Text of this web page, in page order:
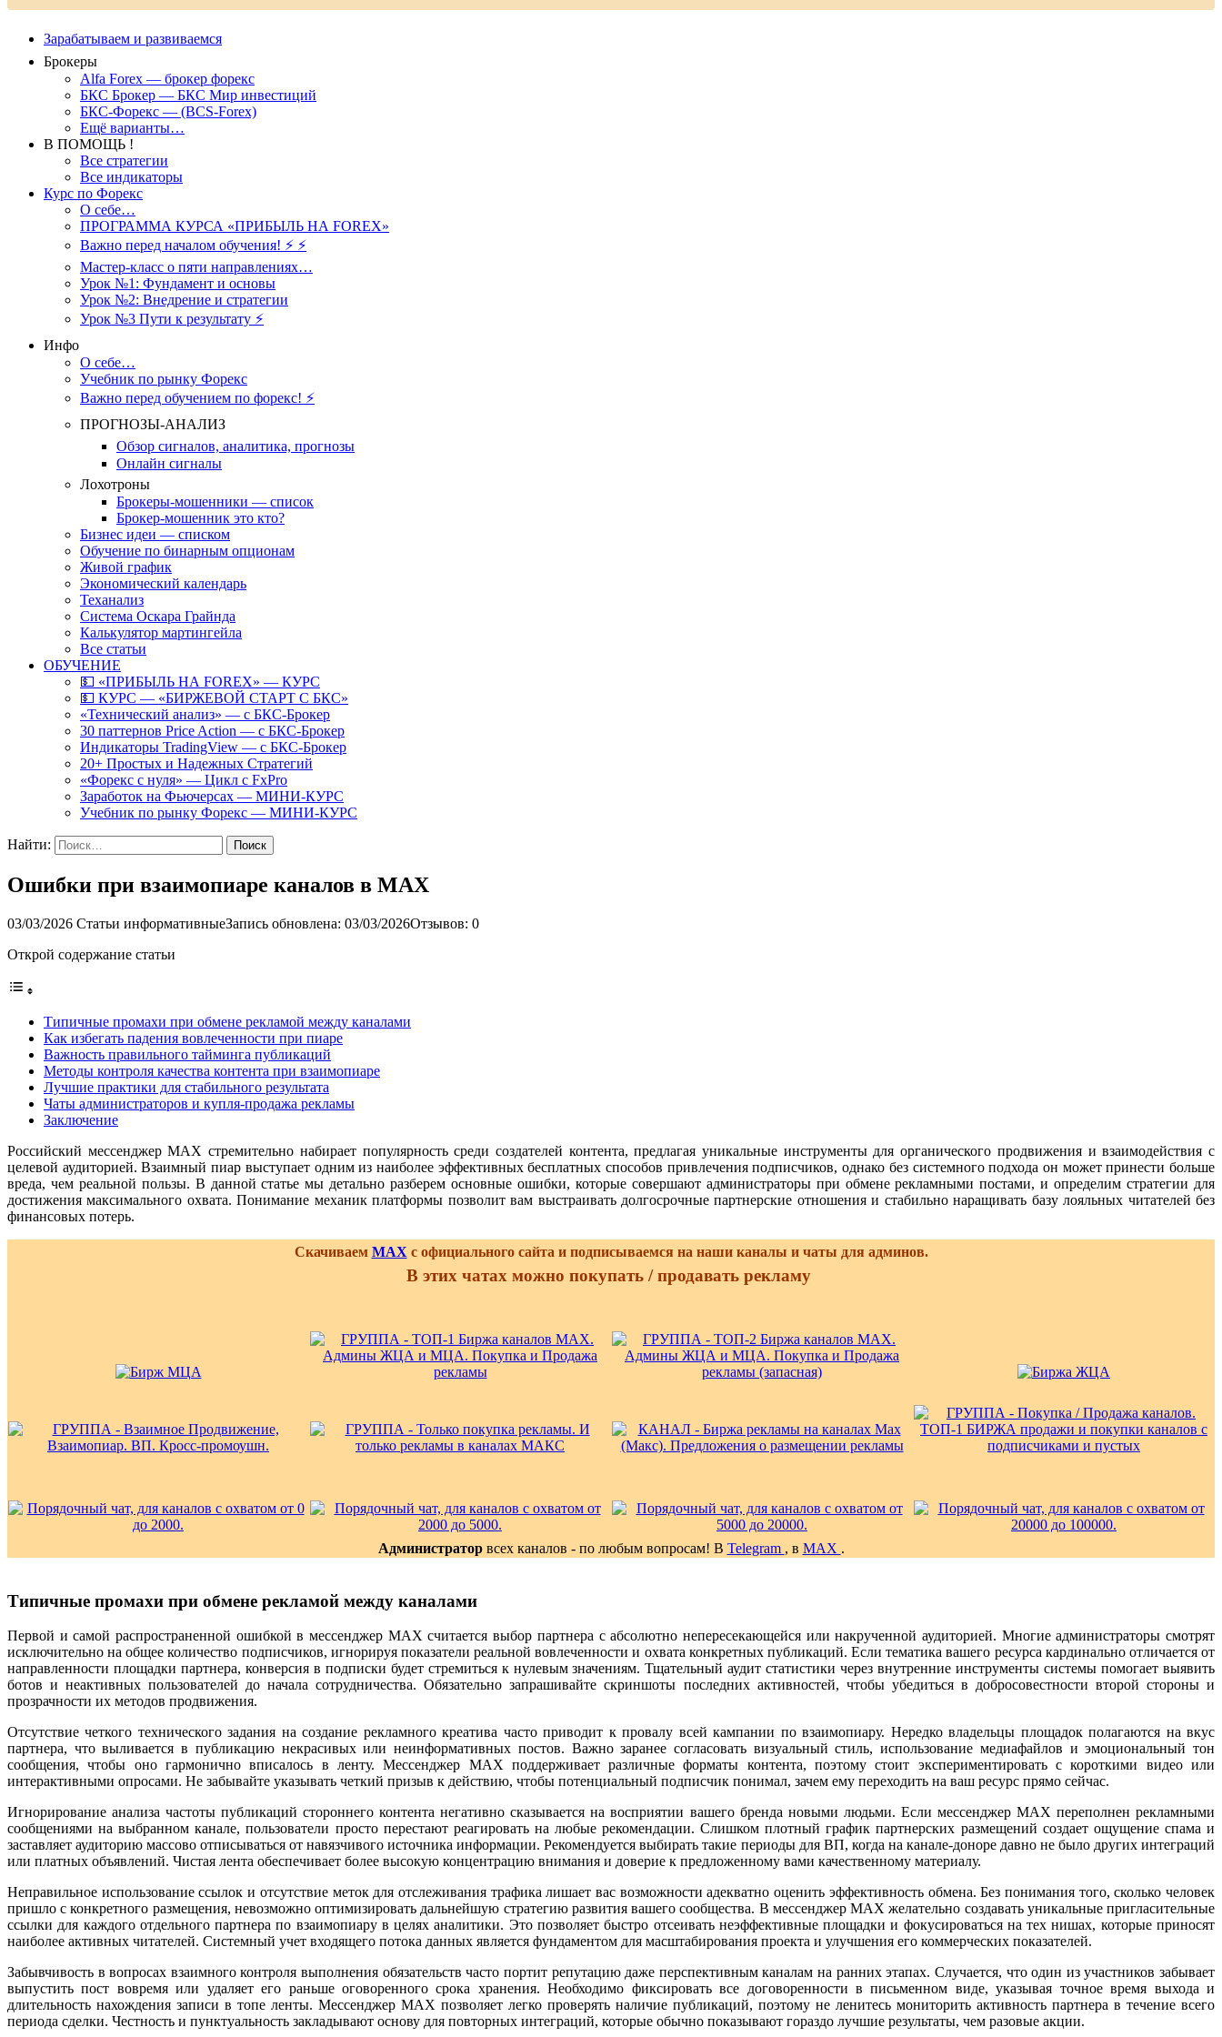
Зарабатываем и развиваемся
Брокеры
Alfa Forex — брокер форекс
БКС Брокер — БКС Мир инвестиций
БКС-Форекс — (BCS-Forex)
Ещё варианты…
В ПОМОЩЬ !
Все стратегии
Все индикаторы
Курс по Форекс
О себе…
ПРОГРАММА КУРСА «ПРИБЫЛЬ НА FOREX»
Важно перед началом обучения! ⚡ ⚡
Мастер-класс о пяти направлениях…
Урок №1: Фундамент и основы
Урок №2: Внедрение и стратегии
Урок №3 Пути к результату ⚡️
Инфо
О себе…
Учебник по рынку Форекс
Важно перед обучением по форекс! ⚡
ПРОГНОЗЫ-АНАЛИЗ
Обзор сигналов, аналитика, прогнозы
Онлайн сигналы
Лохотроны
Брокеры-мошенники — список
Брокер-мошенник это кто?
Бизнес идеи — списком
Обучение по бинарным опционам
Живой график
Экономический календарь
Теханализ
Система Оскара Грайнда
Калькулятор мартингейла
Все статьи
ОБУЧЕНИЕ
💵 «ПРИБЫЛЬ НА FOREX» — КУРС
💵 КУРС — «БИРЖЕВОЙ СТАРТ С БКС»
«Технический анализ» — с БКС-Брокер
30 паттернов Price Action — с БКС-Брокер
Индикаторы TradingView — с БКС-Брокер
20+ Простых и Надежных Стратегий
«Форекс с нуля» — Цикл с FxPro
Заработок на Фьючерсах — МИНИ-КУРС
Учебник по рынку Форекс — МИНИ-КУРС
Найти:
Ошибки при взаимопиаре каналов в MAX
03/03/2026 Статьи информативныеЗапись обновлена: 03/03/2026Отзывов: 0
Открой содержание статьи
Типичные промахи при обмене рекламой между каналами
Как избегать падения вовлеченности при пиаре
Важность правильного тайминга публикаций
Методы контроля качества контента при взаимопиаре
Лучшие практики для стабильного результата
Чаты администраторов и купля-продажа рекламы
Заключение
Российский мессенджер MAX стремительно набирает популярность среди создателей контента, предлагая уникальные инструменты для органического продвижения и взаимодействия с
целевой аудиторией. Взаимный пиар выступает одним из наиболее эффективных бесплатных способов привлечения подписчиков, однако без системного подхода он может принести больше
вреда, чем реальной пользы. В данной статье мы детально разберем основные ошибки, которые совершают администраторы при обмене рекламными постами, и определим стратегии для
достижения максимального охвата. Понимание механик платформы позволит вам выстраивать долгосрочные партнерские отношения и стабильно наращивать базу лояльных читателей без
финансовых потерь.
Скачиваем MAX с официального сайта и подписываемся на наши каналы и чаты для админов.
В этих чатах можно покупать / продавать рекламу
Администраторвсех каналов - по любым вопросам! В Telegram , в MAX .
Типичные промахи при обмене рекламой между каналами
Первой и самой распространенной ошибкой в мессенджер MAX считается выбор партнера с абсолютно непересекающейся или накрученной аудиторией. Многие администраторы смотрят
исключительно на общее количество подписчиков, игнорируя показатели реальной вовлеченности и охвата конкретных публикаций. Если тематика вашего ресурса кардинально отличается от
направленности площадки партнера, конверсия в подписки будет стремиться к нулевым значениям. Тщательный аудит статистики через внутренние инструменты системы помогает выявить
ботов и неактивных пользователей до начала сотрудничества. Обязательно запрашивайте скриншоты последних активностей, чтобы убедиться в добросовестности второй стороны и
прозрачности их методов продвижения.
Отсутствие четкого технического задания на создание рекламного креатива часто приводит к провалу всей кампании по взаимопиару. Нередко владельцы площадок полагаются на вкус
партнера, что выливается в публикацию некрасивых или неинформативных постов. Важно заранее согласовать визуальный стиль, использование медиафайлов и эмоциональный тон
сообщения, чтобы оно гармонично вписалось в ленту. Мессенджер MAX поддерживает различные форматы контента, поэтому стоит экспериментировать с короткими видео или
интерактивными опросами. Не забывайте указывать четкий призыв к действию, чтобы потенциальный подписчик понимал, зачем ему переходить на ваш ресурс прямо сейчас.
Игнорирование анализа частоты публикаций стороннего контента негативно сказывается на восприятии вашего бренда новыми людьми. Если мессенджер MAX переполнен рекламными
сообщениями на выбранном канале, пользователи просто перестают реагировать на любые рекомендации. Слишком плотный график партнерских размещений создает ощущение спама и
заставляет аудиторию массово отписываться от навязчивого источника информации. Рекомендуется выбирать такие периоды для ВП, когда на канале-доноре давно не было других интеграций
или платных объявлений. Чистая лента обеспечивает более высокую концентрацию внимания и доверие к предложенному вами качественному материалу.
Неправильное использование ссылок и отсутствие меток для отслеживания трафика лишает вас возможности адекватно оценить эффективность обмена. Без понимания того, сколько человек
пришло с конкретного размещения, невозможно оптимизировать дальнейшую стратегию развития вашего сообщества. В мессенджер MAX желательно создавать уникальные пригласительные
ссылки для каждого отдельного партнера по взаимопиару в целях аналитики. Это позволяет быстро отсеивать неэффективные площадки и фокусироваться на тех нишах, которые приносят
наиболее активных читателей. Системный учет входящего потока данных является фундаментом для масштабирования проекта и улучшения его коммерческих показателей.
Забывчивость в вопросах взаимного контроля выполнения обязательств часто портит репутацию даже перспективным каналам на ранних этапах. Случается, что один из участников забывает
выпустить пост вовремя или удаляет его раньше оговоренного срока хранения. Необходимо фиксировать все договоренности в письменном виде, указывая точное время выхода и
длительность нахождения записи в топе ленты. Мессенджер MAX позволяет легко проверять наличие публикаций, поэтому не ленитесь мониторить активность партнера в течение всего
периода сделки. Честность и пунктуальность закладывают основу для повторных интеграций, которые обычно показывают гораздо лучшие результаты, чем разовые акции.